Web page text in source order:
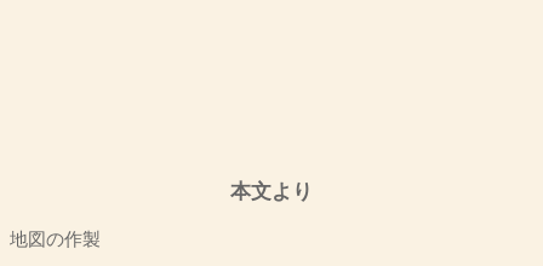
本文より
地図の作製